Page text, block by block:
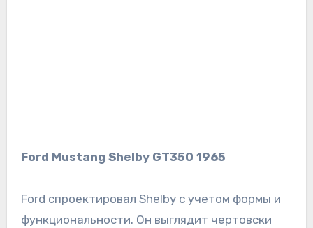
Ford Mustang Shelby GT350 1965
Ford спроектировал Shelby с учетом формы и
функциональности. Он выглядит чертовски